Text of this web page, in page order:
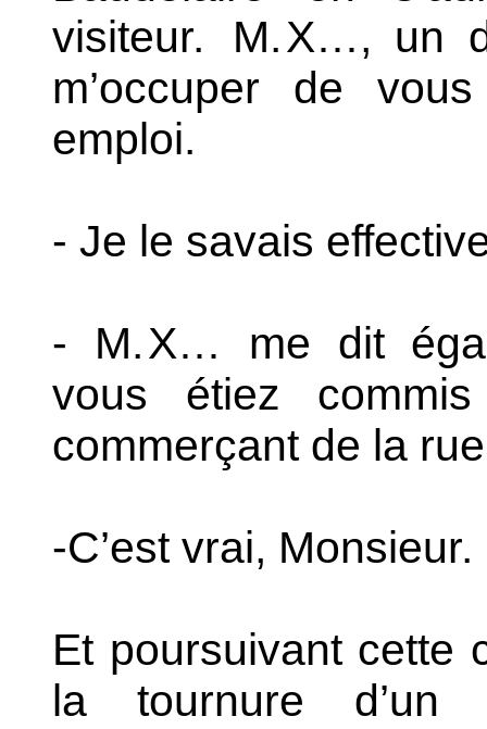
visiteur.
M.X…, un
m’occuper de
emploi.
- Je le savais
- M.X… me dit
vous étiez
commerçant de la
-C’est vrai, Monsieur.
Et poursuivant cette
la tournure d’un